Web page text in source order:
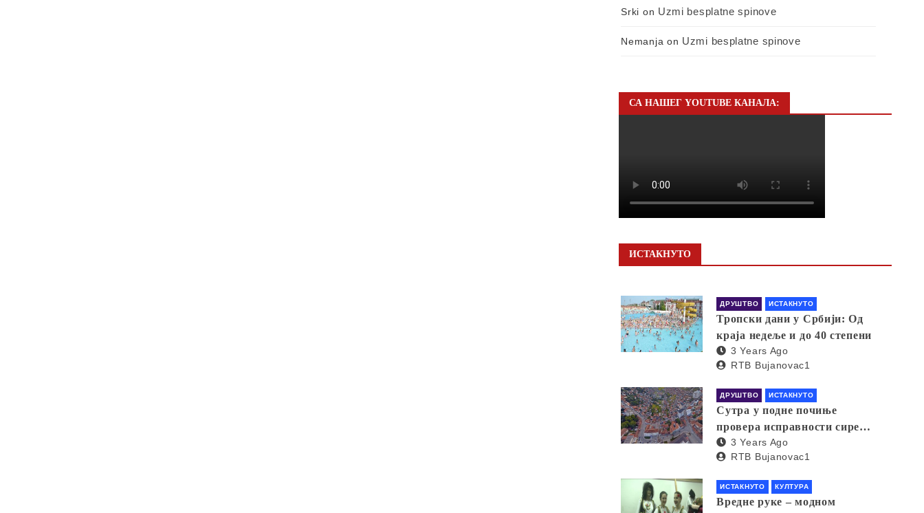
Srki on Uzmi besplatne spinove
Nemanja on Uzmi besplatne spinove
СА НАШЕГ YOUTUBE КАНАЛА:
ИСТАКНУТО
ДРУШТВО ИСТАКНУТО
Тропски дани у Србији: Од
краја недеље и до 40 степени
3 Years Ago
RTB Bujanovac1
ДРУШТВО ИСТАКНУТО
Сутра у подне почиње
провера исправности сирена
за узбуњивање
3 Years Ago
RTB Bujanovac1
ИСТАКНУТО КУЛТУРА
Вредне руке – модном